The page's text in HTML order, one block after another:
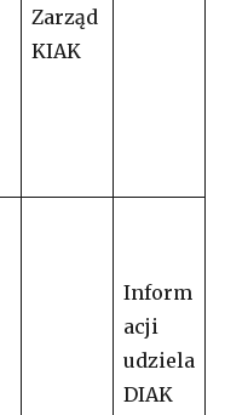
Zarząd
KIAK
Inform
acji
udziela
DIAK